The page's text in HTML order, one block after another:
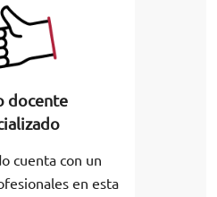
docente
cuenta con un
en esta